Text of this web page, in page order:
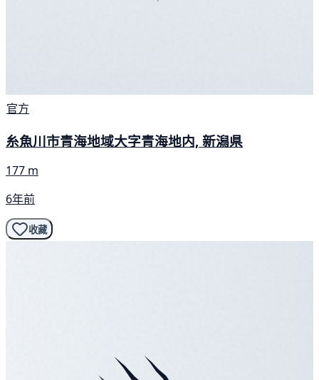
官方
糸魚川市青海地域大字青海地内, 新潟県
177 m
6年前
收藏